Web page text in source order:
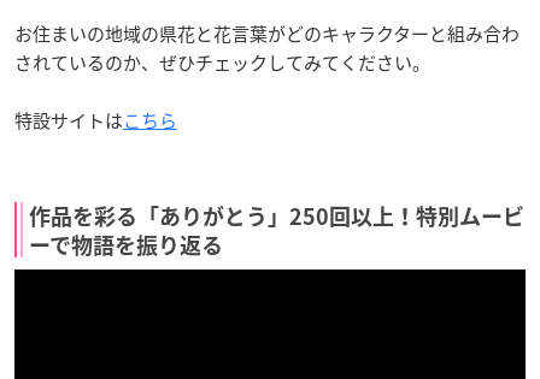
お住まいの地域の県花と花言葉がどのキャラクターと組み合わ
されているのか、ぜひチェックしてみてください。
特設サイトはこちら
作品を彩る「ありがとう」250回以上！特別ムービ
ーで物語を振り返る